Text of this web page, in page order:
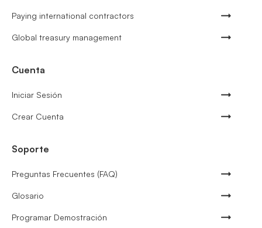
Paying international contractors
Global treasury management
Cuenta
Iniciar Sesión
Crear Cuenta
Soporte
Preguntas Frecuentes (FAQ)
Glosario
Programar Demostración